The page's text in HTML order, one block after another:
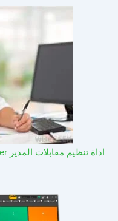
اداة تنظيم مقابلات المدير Interview Manager